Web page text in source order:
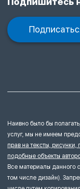
Наивно было бы
услуг, мы не имеем
прав на тексты,
подобные объекты
Все материалы данного
том числе дизайн).